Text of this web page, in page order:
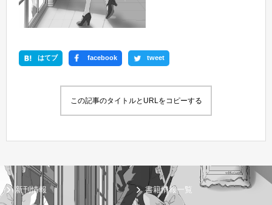
はてブ facebook tweet
この記事のタイトルとURLをコピーする
新刊情報 書籍情報一覧